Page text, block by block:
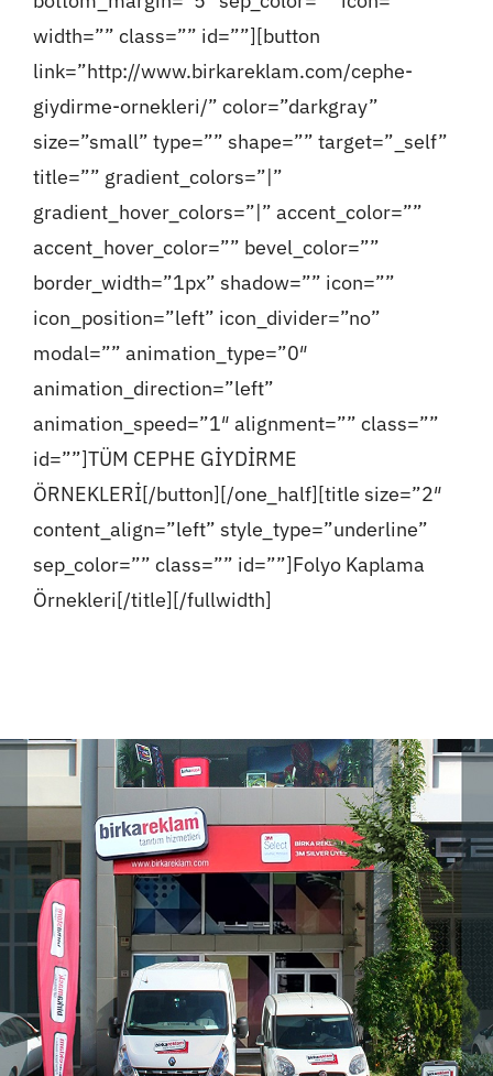
width=”” class=”” id=””][button
link=”http://www.birkareklam.com/cephe-
giydirme-ornekleri/” color=”darkgray”
size=”small” type=”” shape=”” target=”_self”
title=”” gradient_colors=”|”
gradient_hover_colors=”|” accent_color=””
accent_hover_color=”” bevel_color=””
border_width=”1px” shadow=”” icon=””
icon_position=”left” icon_divider=”no”
modal=”” animation_type=”0″
animation_direction=”left”
animation_speed=”1″ alignment=”” class=””
id=””]TÜM CEPHE GİYDİRME
ÖRNEKLERİ[/button][/one_half][title size=”2″
content_align=”left” style_type=”underline”
sep_color=”” class=”” id=””]Folyo Kaplama
Örnekleri[/title][/fullwidth]